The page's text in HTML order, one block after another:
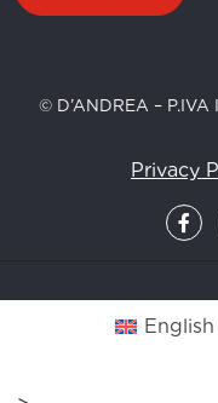
© D’ANDREA – P.IVA
Privacy
English